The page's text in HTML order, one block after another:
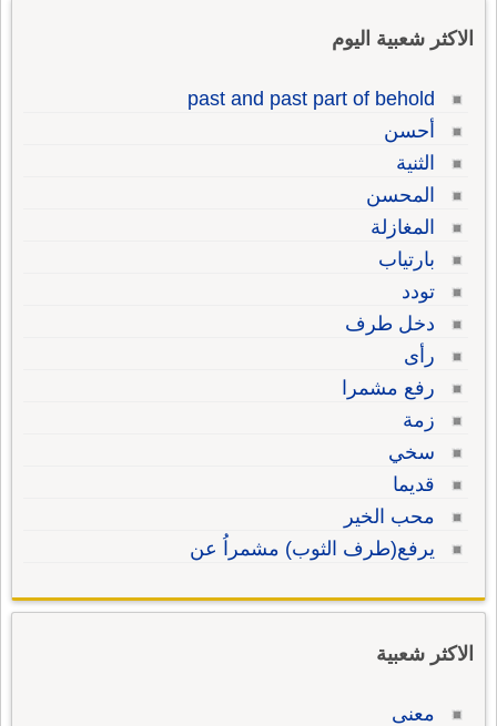
الاكثر شعبية اليوم
past and past part of behold
أحسن
الثنية
المحسن
المغازلة
بارتياب
تودد
دخل طرف
رأى
رفع مشمرا
زمة
سخي
قديما
محب الخير
يرفع(طرف الثوب) مشمراُ عن
الاكثر شعبية
معنى